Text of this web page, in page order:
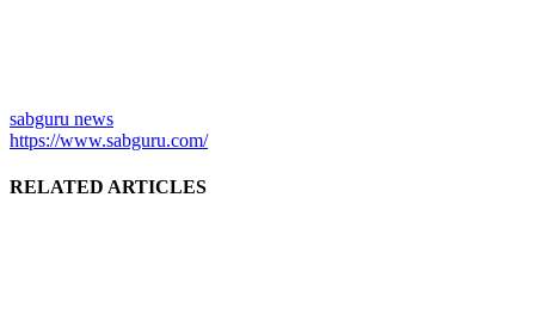
sabguru news
https://www.sabguru.com/
RELATED ARTICLES